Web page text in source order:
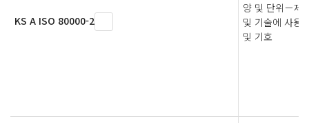
KS A ISO 80000-2
양 및 단위－제
및 기술에 사용
및 기호